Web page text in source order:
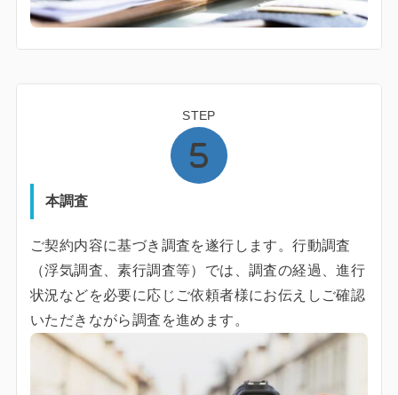
STEP
本調査
ご契約内容に基づき調査を遂行します。行動調査
（浮気調査、素行調査等）では、調査の経過、進行
状況などを必要に応じご依頼者様にお伝えしご確認
いただきながら調査を進めます。